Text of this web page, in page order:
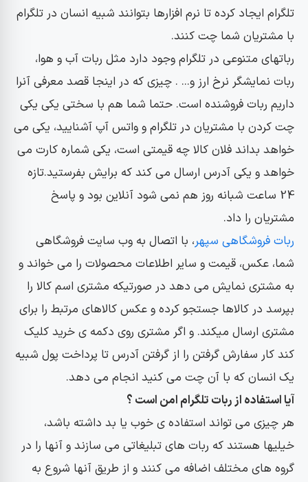
تلگرام ایجاد کرده تا نرم افزارها بتوانند شبیه انسان در تلگرام
با مشتریان شما چت کنند.
رباتهای متنوعی در تلگرام وجود دارد مثل ربات آب و هوا،
ربات نمایشگر نرخ ارز و... . چیزی که در اینجا قصد معرفی آنرا
داریم ربات فروشنده است. حتما شما هم با سختی یکی یکی
چت کردن با مشتریان در تلگرام و واتس آپ آشنایید، یکی می
خواهد بداند فلان کالا چه قیمتی است، یکی شماره کارت می
خواهد و یکی آدرس ارسال می کند که برایش بفرستید.تازه
24 ساعت شبانه روز هم نمی شود آنلاین بود و پاسخ
مشتریان را داد.
ربات فروشگاهی سپهر، با اتصال به وب سایت فروشگاهی
شما، عکس، قیمت و سایر اطلاعات محصولات را می خواند و
به مشتری نمایش می دهد در صورتیکه مشتری اسم کالا را
بپرسد در کالاها جستجو کرده و عکس کالاهای مرتبط را برای
مشتری ارسال میکند. و اگر مشتری روی دکمه ی خرید کلیک
کند کار سفارش گرفتن را از گرفتن آدرس تا پرداخت پول شبیه
یک انسان که با آن چت می کنید انجام می دهد.
آیا استفاده از ربات تلگرام امن است ؟
هر چیزی می تواند استفاده ی خوب یا بد داشته باشد،
خیلیها هستند که ربات های تبلیغاتی می سازند و آنها را در
گروه های مختلف اضافه می کنند و از طریق آنها شروع به